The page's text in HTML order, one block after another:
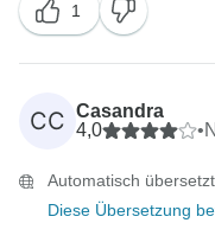
1
CC Casandra
4,0
•
Automatisch übersetzt.
Diese Übersetzung